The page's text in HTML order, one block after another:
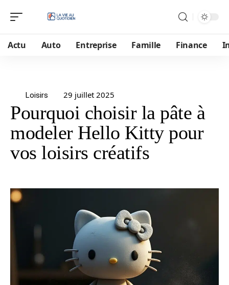
Actu Auto Entreprise Famille Finance
Loisirs 29 juillet 2025
Pourquoi choisir la pâte à
modeler Hello Kitty pour
vos loisirs créatifs